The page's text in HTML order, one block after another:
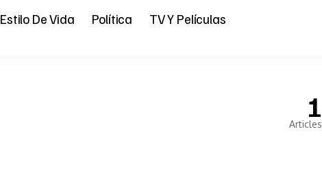
Estilo De Vida Política TV Y Películas
1
Articles